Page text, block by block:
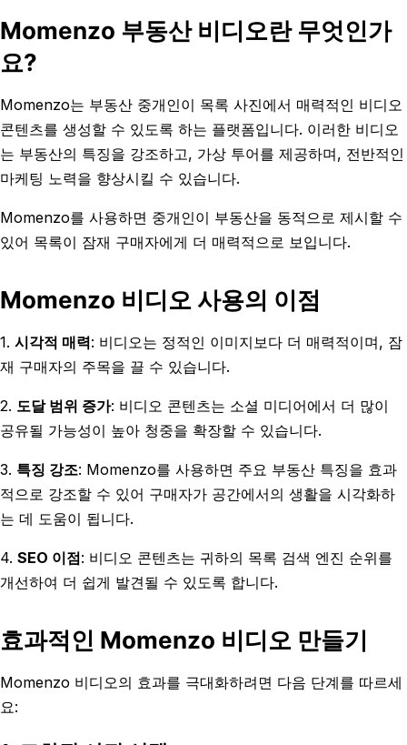
Momenzo 부동산 비디오란 무엇인가
요?
Momenzo는 부동산 중개인이 목록 사진에서 매력적인 비디오
콘텐츠를 생성할 수 있도록 하는 플랫폼입니다. 이러한 비디오
는 부동산의 특징을 강조하고, 가상 투어를 제공하며, 전반적인
마케팅 노력을 향상시킬 수 있습니다.
Momenzo를 사용하면 중개인이 부동산을 동적으로 제시할 수
있어 목록이 잠재 구매자에게 더 매력적으로 보입니다.
Momenzo 비디오 사용의 이점
1. 시각적 매력: 비디오는 정적인 이미지보다 더 매력적이며, 잠
재 구매자의 주목을 끌 수 있습니다.
2. 도달 범위 증가: 비디오 콘텐츠는 소셜 미디어에서 더 많이
공유될 가능성이 높아 청중을 확장할 수 있습니다.
3. 특징 강조: Momenzo를 사용하면 주요 부동산 특징을 효과
적으로 강조할 수 있어 구매자가 공간에서의 생활을 시각화하
는 데 도움이 됩니다.
4. SEO 이점: 비디오 콘텐츠는 귀하의 목록 검색 엔진 순위를
개선하여 더 쉽게 발견될 수 있도록 합니다.
효과적인 Momenzo 비디오 만들기
Momenzo 비디오의 효과를 극대화하려면 다음 단계를 따르세
요: